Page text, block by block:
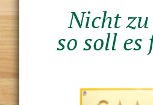
Nicht
so soll